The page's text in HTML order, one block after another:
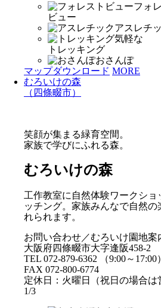
フォ
ビュー
アスレチ
気軽な
トレッキング
おさんぽ
マップダウンロード MORE
むろいけの森
（四條畷市）
笑顔が集まる緑育空間。
家族で学びにふれる森。
むろいけの森
工作教室に自然体験ワークシ
ッチング。家族みんなで自然
れられます。
お問い合わせ／むろいけ園地案
大阪府四條畷市大字逢阪458-2
TEL 072-879-6362 （9:00～17:00）
FAX 072-800-6774
定休日：火曜日（祝日の場合は
1/3